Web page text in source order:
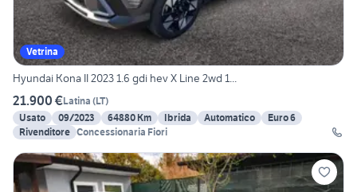
Vetrina
Hyundai Kona II 2023 1.6 gdi hev X Line 2wd 1...
21.900 €Latina (LT)
Usato
09/2023 64880 Km Ibrida Automatico
Euro 6
Rivenditore Concessionaria Fiori